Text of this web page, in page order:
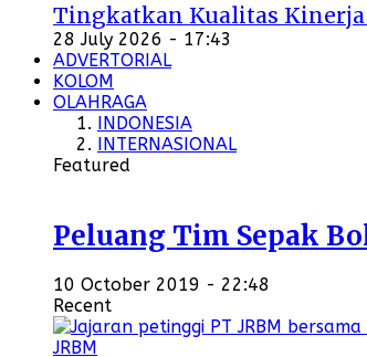
Tingkatkan Kualitas Kinerja
28 July 2026 - 17:43
ADVERTORIAL
KOLOM
OLAHRAGA
INDONESIA
INTERNASIONAL
Featured
Peluang Tim Sepak
10 October 2019 - 22:48
Recent